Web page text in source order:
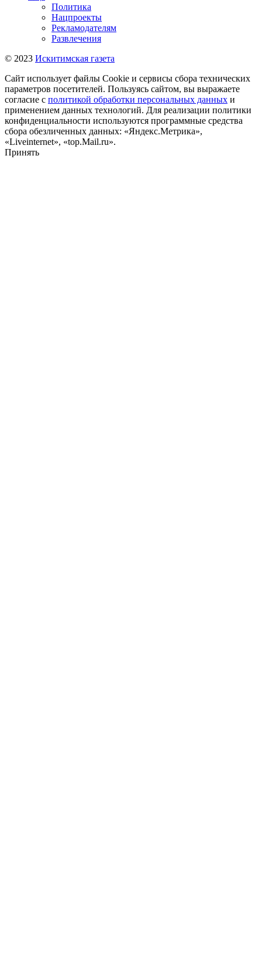
Политика
Нацпроекты
Рекламодателям
Развлечения
© 2023 Искитимская газета
Сайт использует файлы Cookie и сервисы сбора технических
параметров посетителей. Пользуясь сайтом, вы выражаете
согласие с политикой обработки персональных данных и
применением данных технологий. Для реализации политики
конфиденциальности используются программные средства
сбора обезличенных данных: «Яндекс.Метрика»,
«Liveinternet», «top.Mail.ru».
Принять